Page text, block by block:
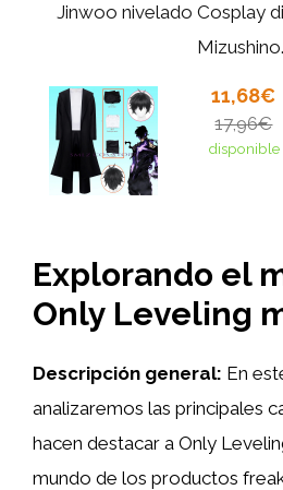
Jinwoo nivelado Cosplay
11,68€
17,96€
disponible
Explorando el
Only Leveling
Descripción general: En
analizaremos las principales
hacen destacar a Only
mundo de los productos